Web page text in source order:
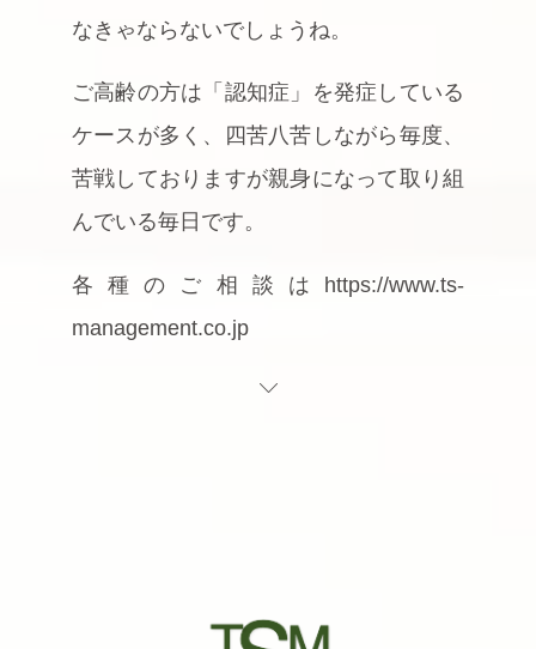
なきゃならないでしょうね。
ご高齢の方は「認知症」を発症している
ケースが多く、四苦八苦しながら毎度、
苦戦しておりますが親身になって取り組
んでいる毎日です。
各種のご相談はhttps://www.ts-
management.co.jp